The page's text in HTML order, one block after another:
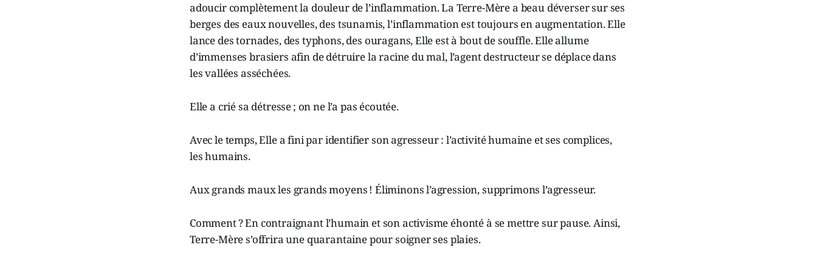
adoucir complètement la douleur de l’inflammation. La Terre-Mère a beau déverser sur ses
berges des eaux nouvelles, des tsunamis, l’inflammation est toujours en augmentation. Elle
lance des tornades, des typhons, des ouragans, Elle est à bout de souffle. Elle allume
d’immenses brasiers afin de détruire la racine du mal, l’agent destructeur se déplace dans
les vallées asséchées.
Elle a crié sa détresse ; on ne l’a pas écoutée.
Avec le temps, Elle a fini par identifier son agresseur : l’activité humaine et ses complices,
les humains.
Aux grands maux les grands moyens ! Éliminons l’agression, supprimons l’agresseur.
Comment ? En contraignant l’humain et son activisme éhonté à se mettre sur pause. Ainsi,
Terre-Mère s’offrira une quarantaine pour soigner ses plaies.